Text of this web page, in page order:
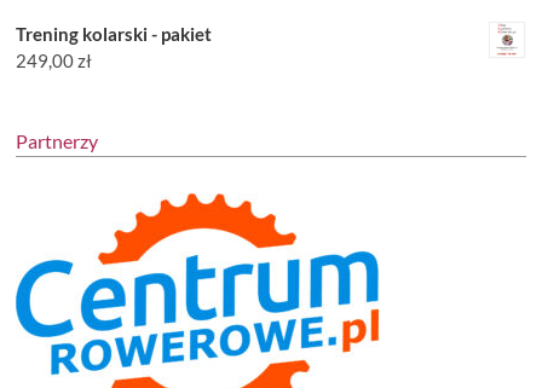
Trening kolarski - pakiet
249,00zł
Partnerzy